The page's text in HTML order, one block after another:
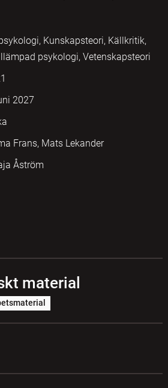
Kunskapsteori, Källkritik,
psykologi, Vetenskapsteori
2027
Frans, Mats Lekander
Åström
material